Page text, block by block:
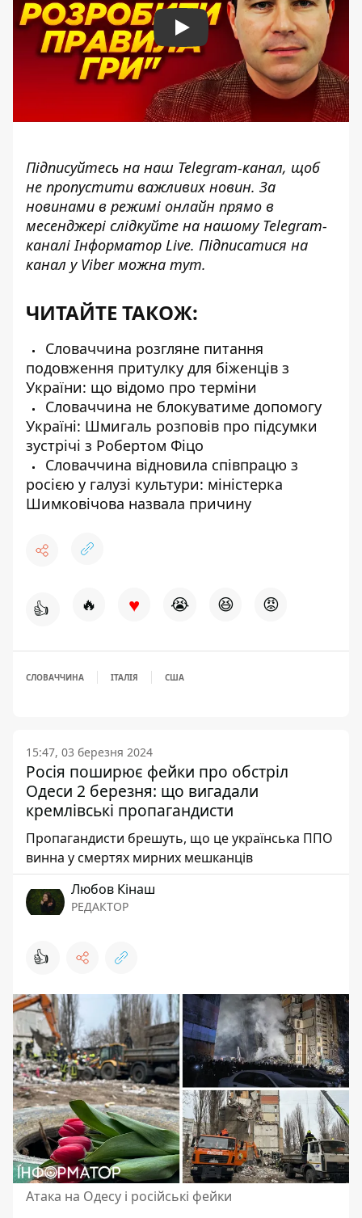
Play
Підписуйтесь на наш Telegram-канал, щоб
не пропустити важливих новин. За
новинами в режимі онлайн прямо в
месенджері слідкуйте на нашому Telegram-
каналіІнформатор Live. Підписатися на
канал у Viber можна тут.
ЧИТАЙТЕ ТАКОЖ:
Словаччина розгляне питання
подовження притулку для біженців з
України: що відомо про терміни
Словаччина не блокуватиме допомогу
Україні: Шмигаль розповів про підсумки
зустрічі з Робертом Фіцо
Словаччина відновила співпрацю з
росією у галузі культури: міністерка
Шимковічова назвала причину
👍 🔥 ♥ 😭 😆 😡
СЛОВАЧЧИНА ІТАЛІЯ США
15:47, 03 березня 2024
Росія поширює фейки про обстріл
Одеси 2 березня: що вигадали
кремлівські пропагандисти
Пропагандисти брешуть, що це українська ППО
винна у смертях мирних мешканців
Любов Кінаш
РЕДАКТОР
👍
Атака на Одесу і російські фейки